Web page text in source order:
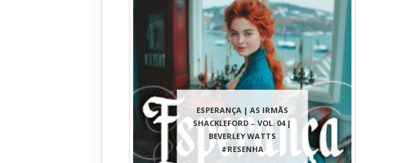
ESPERANÇA | AS IRMÃS
SHACKLEFORD – VOL. 04 |
BEVERLEY WATTS
#RESENHA